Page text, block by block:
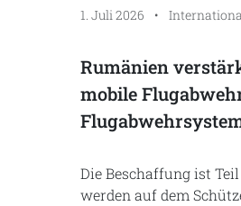
1. Juli 2026 •
Rumänien
mobile
Die Beschaffung ist
werden auf dem